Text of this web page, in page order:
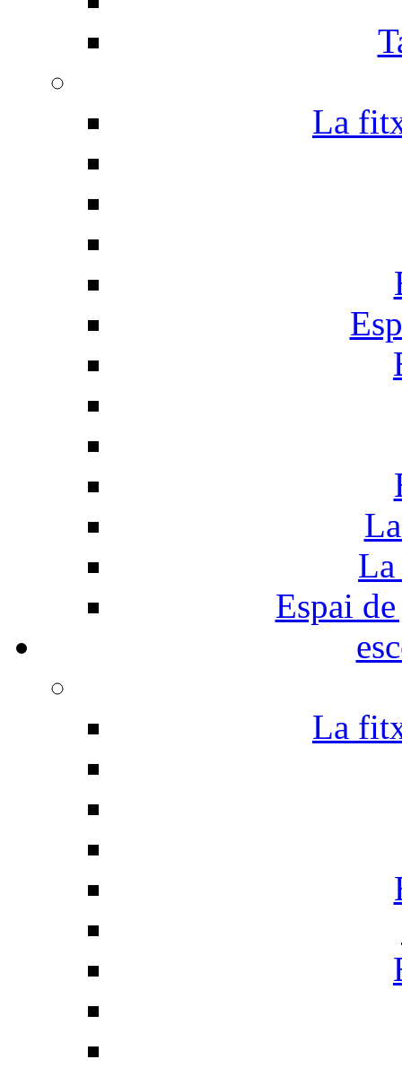
La
La
Espai
La